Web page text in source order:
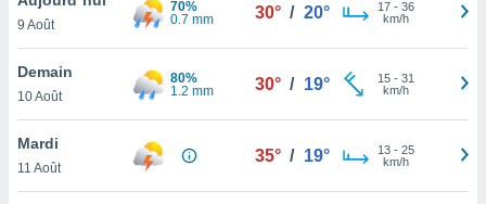
et
»,
au
vous
qu'ils
ou
9 Août
70%
0.7 mm
30° / 20° 17- 36
km/h
Demain
10 Août
80%
1.2 mm
30° / 19° 15- 31
km/h
Mardi
11 Août
35° / 19° 13- 25
km/h